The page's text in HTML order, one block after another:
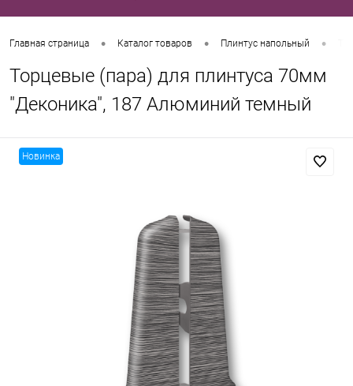
Главная страница • Каталог товаров • Плинтус напольный •
Торцевые (пара) для плинтуса 70мм
"Деконика", 187 Алюминий темный
Новинка